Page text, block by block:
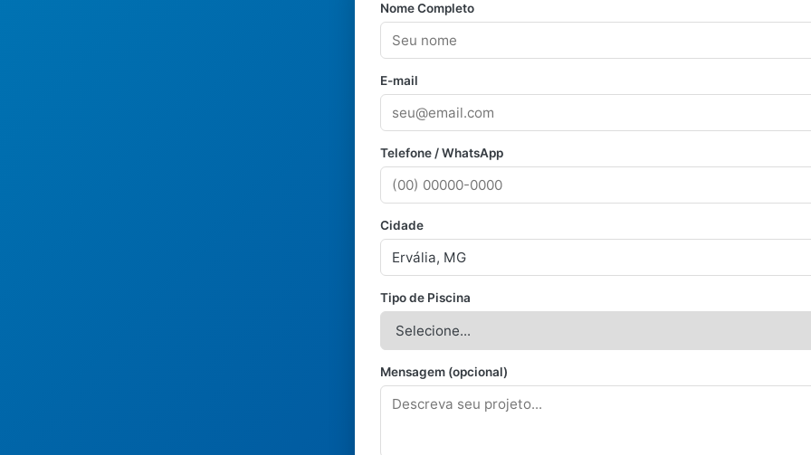
Nome Completo
E-mail
Telefone / WhatsApp
Cidade
Tipo de Piscina
Mensagem (opcional)